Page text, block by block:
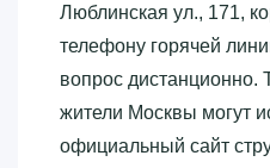
Люблинская ул., 171,
телефону горячей
вопрос дистанционно.
жители Москвы могут
официальный сайт